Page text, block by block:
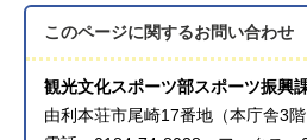
このページに関するお問い合わせ
観光文化スポーツ部スポーツ振興
由利本荘市尾崎17番地（本庁舎3階